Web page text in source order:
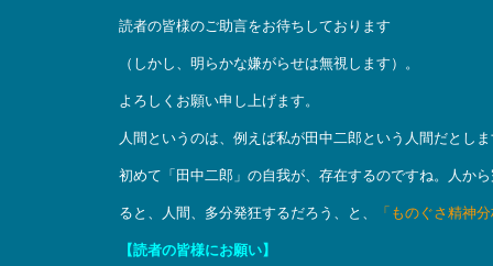
読者の皆様のご助言をお待ちしております
（しかし、明らかな嫌がらせは無視します）。
よろしくお願い申し上げます。
人間というのは、例えば私が田中二郎という人間だとし
初めて「田中二郎」の自我が、存在するのですね。人か
ると、人間、多分発狂するだろう、と、 「ものぐさ精神
【読者の皆様にお願い】